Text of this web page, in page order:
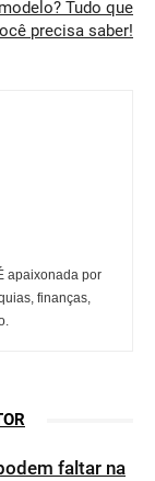
Tudo que
precisa saber!
apaixonada por
finanças,
faltar na